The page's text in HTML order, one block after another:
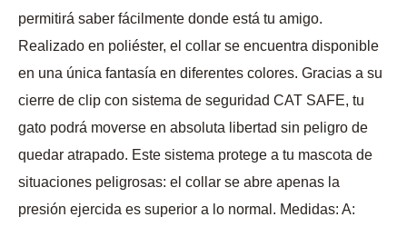
permitirá saber fácilmente donde está tu amigo.
Realizado en poliéster, el collar se encuentra disponible
en una única fantasía en diferentes colores. Gracias a su
cierre de clip con sistema de seguridad CAT SAFE, tu
gato podrá moverse en absoluta libertad sin peligro de
quedar atrapado. Este sistema protege a tu mascota de
situaciones peligrosas: el collar se abre apenas la
presión ejercida es superior a lo normal. Medidas: A: